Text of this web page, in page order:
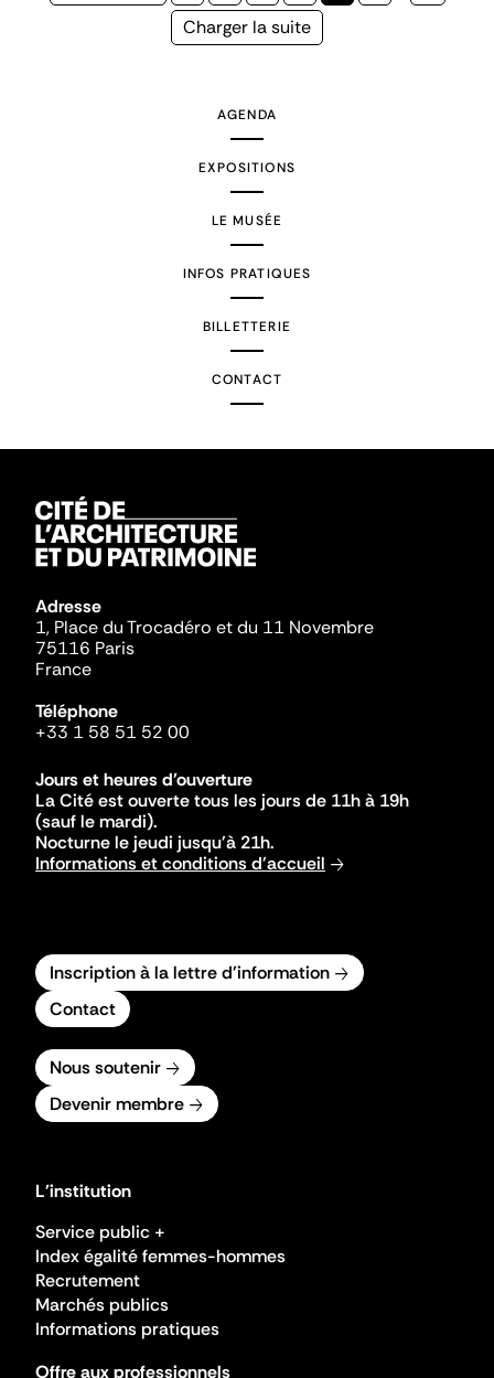
Page
Charger la suite
AGENDA
EXPOSITIONS
LE MUSÉE
INFOS PRATIQUES
BILLETTERIE
CONTACT
Adresse
1, Place du Trocadéro et du 11 Novembre
75116 Paris
France
Téléphone
+33 1 58 51 52 00
Jours et heures d'ouverture
La Cité est ouverte tous les jours de 11h à 19h
(sauf le mardi).
Nocturne le jeudi jusqu'à 21h.
Informations et conditions d'accueil
Inscription à la lettre d'information
Contact
Nous soutenir
Devenir membre
L'institution
Service public +
Index égalité femmes-hommes
Recrutement
Marchés publics
Informations pratiques
Offre aux professionnels